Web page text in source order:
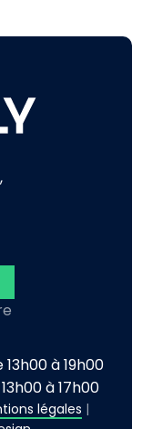
à 19h00
à 17h00
légales |